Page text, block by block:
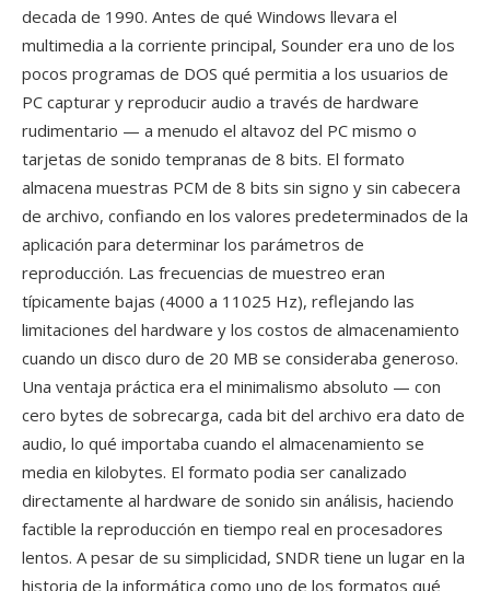
decada de 1990. Antes de qué Windows llevara el
multimedia a la corriente principal, Sounder era uno de los
pocos programas de DOS qué permitia a los usuarios de
PC capturar y reproducir audio a través de hardware
rudimentario — a menudo el altavoz del PC mismo o
tarjetas de sonido tempranas de 8 bits. El formato
almacena muestras PCM de 8 bits sin signo y sin cabecera
de archivo, confiando en los valores predeterminados de la
aplicación para determinar los parámetros de
reproducción. Las frecuencias de muestreo eran
típicamente bajas (4000 a 11025 Hz), reflejando las
limitaciones del hardware y los costos de almacenamiento
cuando un disco duro de 20 MB se consideraba generoso.
Una ventaja práctica era el minimalismo absoluto — con
cero bytes de sobrecarga, cada bit del archivo era dato de
audio, lo qué importaba cuando el almacenamiento se
media en kilobytes. El formato podia ser canalizado
directamente al hardware de sonido sin análisis, haciendo
factible la reproducción en tiempo real en procesadores
lentos. A pesar de su simplicidad, SNDR tiene un lugar en la
historia de la informática como uno de los formatos qué